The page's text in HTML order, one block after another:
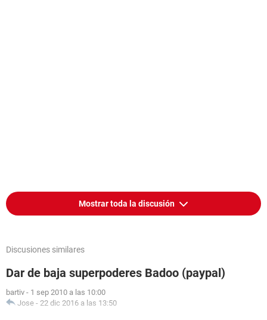
Mostrar toda la discusión
Discusiones similares
Dar de baja superpoderes Badoo (paypal)
bartiv - 1 sep 2010 a las 10:00
Jose - 22 dic 2016 a las 13:50